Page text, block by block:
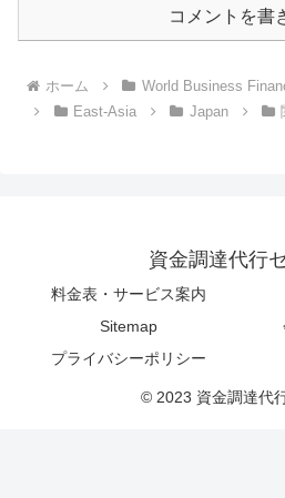
コメントを書
ホーム World Business
East-Asia
Japan
資金調達代行
料金表・サービス案内
Sitemap
プライバシーポリシー
© 2023 資金調達代